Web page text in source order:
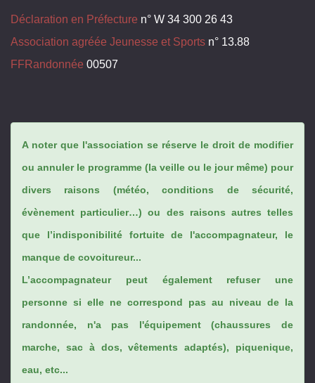
Déclaration en Préfecture n° W 34 300 26 43
Association agréée Jeunesse et Sports n° 13.88
FFRandonnée 00507
A noter que l'association se réserve le droit de modifier
ou annuler le programme (la veille ou le jour même) pour
divers raisons (météo, conditions de sécurité,
évènement particulier…) ou des raisons autres telles
que l’indisponibilité fortuite de l'accompagnateur, le
manque de covoitureur...
L’accompagnateur peut également refuser une
personne si elle ne correspond pas au niveau de la
randonnée, n'a pas l'équipement (chaussures de
marche, sac à dos, vêtements adaptés), piquenique,
eau, etc...